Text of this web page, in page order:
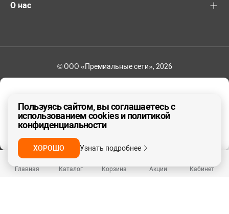
Главная Каталог Корзина Акции Кабинет
ДА, ВЕРНО
О нас
© ООО «Премиальные сети», 2026
Пользуясь сайтом, вы соглашаетесь с
использованием cookies и политикой
конфиденциальности
ХОРОШО Узнать подробнее